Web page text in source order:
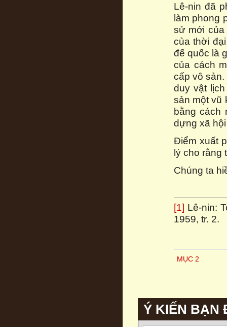
Lê-nin đã
làm phong
sử mới của
của thời
đế quốc là
của cách
cấp vô
duy vật
sản một vũ
bằng cách
dựng xã
Điểm xuất
lý cho rằng
Chúng ta
[1] Lê-nin:
1959, tr. 2.
MỤC 2
Ý KIẾN BẠN